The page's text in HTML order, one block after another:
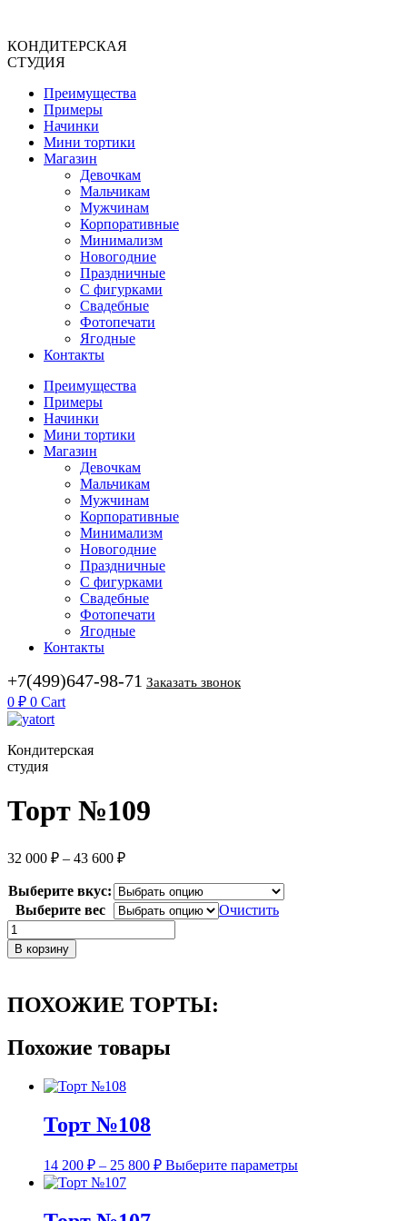
содержимому
КОНДИТЕРСКАЯ
СТУДИЯ
Преимущества
Примеры
Начинки
Мини тортики
Магазин
Девочкам
Мальчикам
Мужчинам
Корпоративные
Минимализм
Новогодние
Праздничные
С фигурками
Свадебные
Фотопечати
Ягодные
Контакты
Преимущества
Примеры
Начинки
Мини тортики
Магазин
Девочкам
Мальчикам
Мужчинам
Корпоративные
Минимализм
Новогодние
Праздничные
С фигурками
Свадебные
Фотопечати
Ягодные
Контакты
+7(499)647-98-71 Заказать звонок
0 ₽ 0 Cart
Кондитерская
студия
Торт №109
32 000 ₽ – 43 600 ₽Диапазон
32
000 ₽
–
43
Выберите вкус:
Выберите вес
Очистить
Количество
товара
Торт
В корзину
ПОХОЖИЕ ТОРТЫ:
Похожие товары
Торт №108
14 200 ₽ – 25 800 ₽Диапазон
Выберите параметрыЭтот